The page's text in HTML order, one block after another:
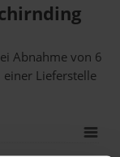
Abnahmevon 6
Lieferstelle